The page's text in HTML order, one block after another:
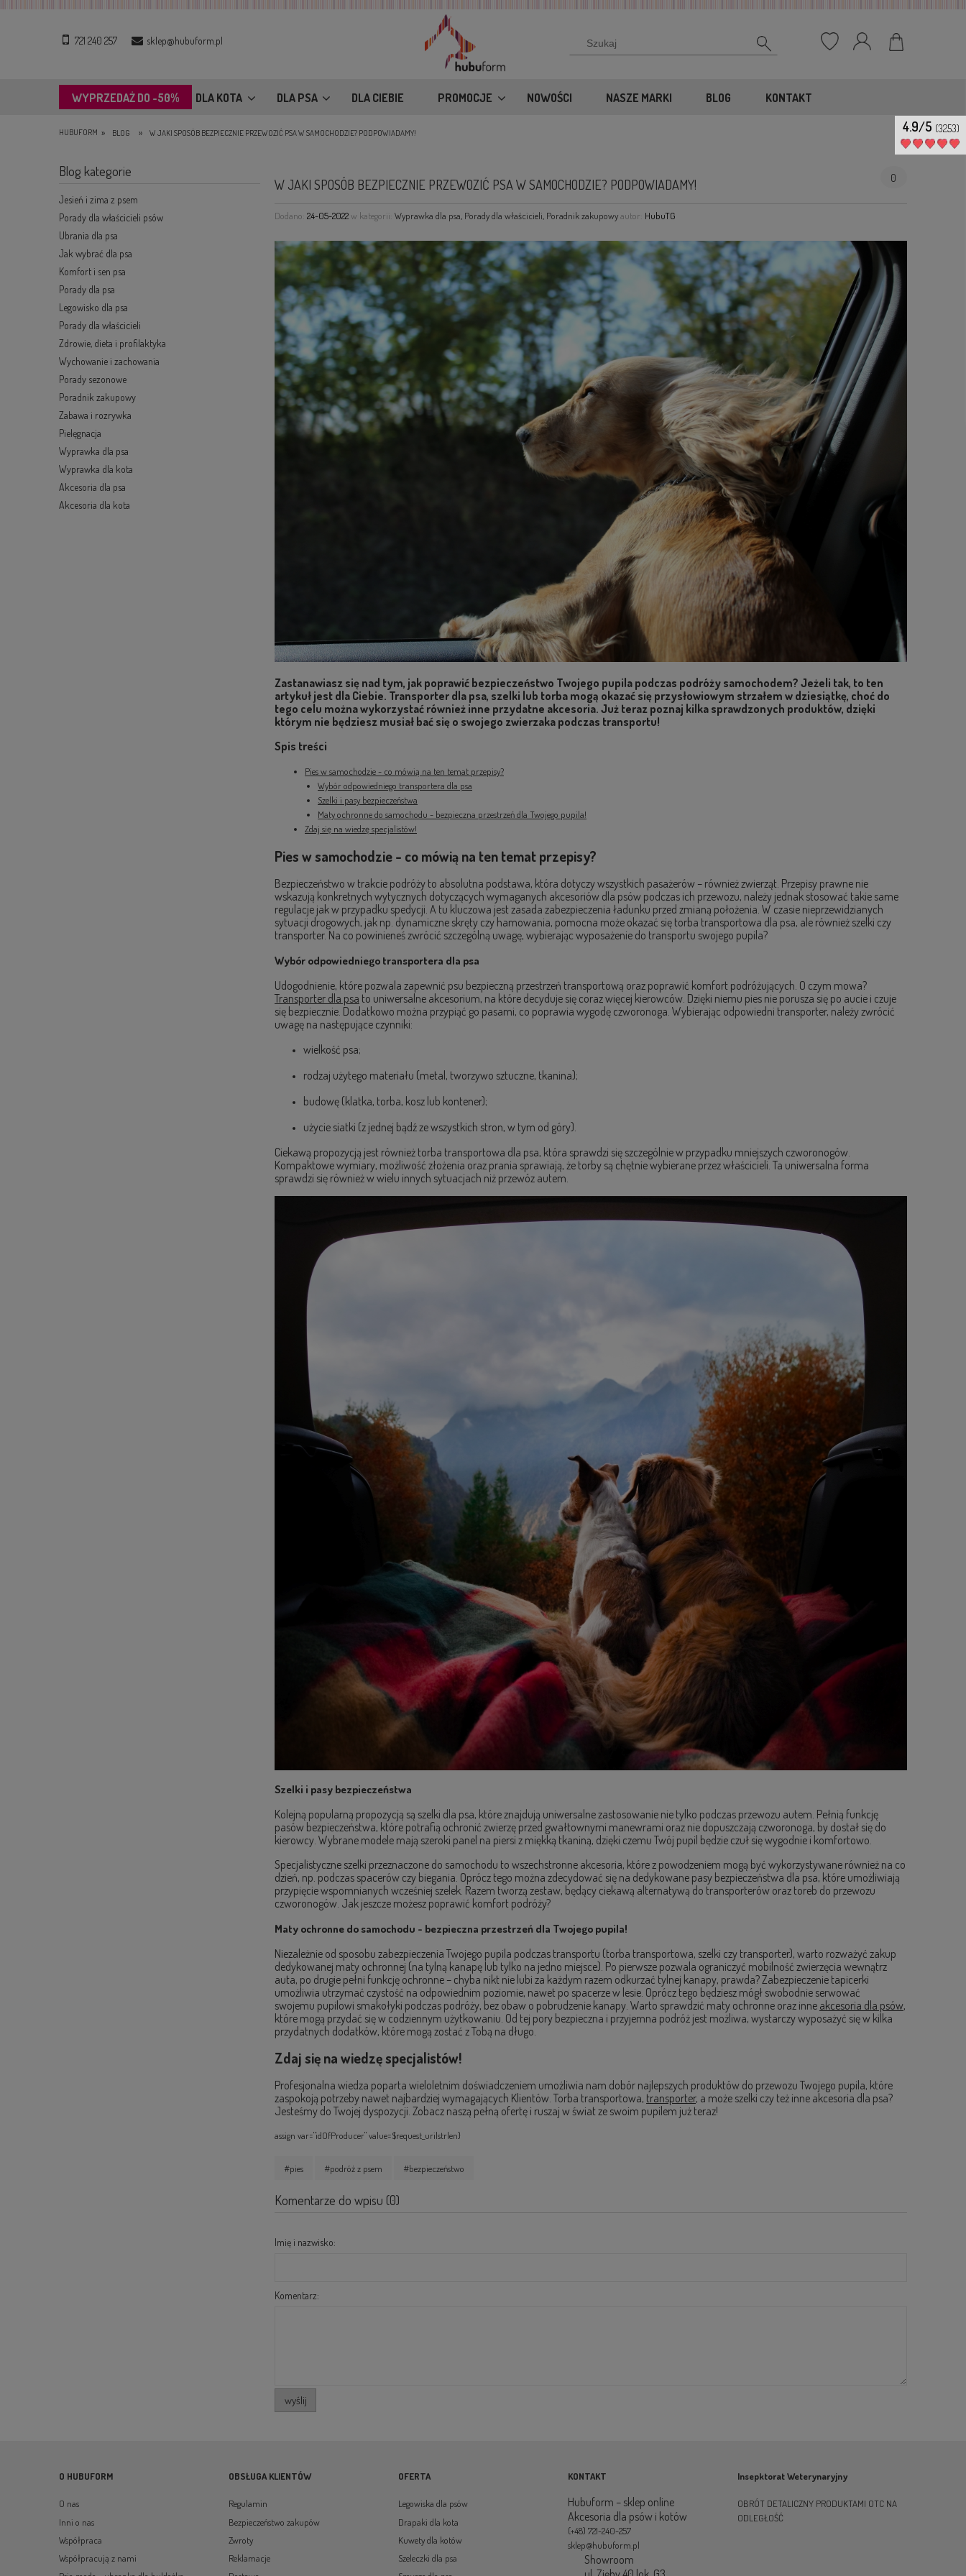
721 240 257 sklep@hubuform.pl
WYPRZEDAŻ DO -50% DLA KOTA DLA PSA DLA CIEBIE PROMOCJE NOWOŚCI NASZE MARKI BLOG KONTAKT
HUBUFORM » BLOG » W JAKI SPOSÓB BEZPIECZNIE PRZEWOZIĆ PSA W SAMOCHODZIE? PODPOWIADAMY!
Blog kategorie
Jesień i zima z psem
Porady dla właścicieli psów
Ubrania dla psa
Jak wybrać dla psa
Komfort i sen psa
Porady dla psa
Legowisko dla psa
Porady dla właścicieli
Zdrowie, dieta i profilaktyka
Wychowanie i zachowania
Porady sezonowe
Poradnik zakupowy
Zabawa i rozrywka
Pielęgnacja
Wyprawka dla psa
Wyprawka dla kota
Akcesoria dla psa
Akcesoria dla kota
W JAKI SPOSÓB BEZPIECZNIE PRZEWOZIĆ PSA W SAMOCHODZIE? PODPOWIADAMY! 0
Dodano: 24-05-2022w kategorii: Wyprawka dla psa Porady dla właścicieli Poradnik zakupowyautor: HubuTG
Zastanawiasz się nad tym, jak poprawić bezpieczeństwo Twojego pupila podczas podróży samochodem? Jeżeli tak, to ten
artykuł jest dla Ciebie. Transporter dla psa, szelki lub torba mogą okazać się przysłowiowym strzałem w dziesiątkę, choć do
tego celu można wykorzystać również inne przydatne akcesoria. Już teraz poznaj kilka sprawdzonych produktów, dzięki
którym nie będziesz musiał bać się o swojego zwierzaka podczas transportu!
Spis treści
Pies w samochodzie - co mówią na ten temat przepisy?
Wybór odpowiedniego transportera dla psa
Szelki i pasy bezpieczeństwa
Maty ochronne do samochodu - bezpieczna przestrzeń dla Twojego pupila!
Zdaj się na wiedzę specjalistów!
Pies w samochodzie - co mówią na ten temat przepisy?
Bezpieczeństwo w trakcie podróży to absolutna podstawa, która dotyczy wszystkich pasażerów – również zwierząt. Przepisy prawne nie
wskazują konkretnych wytycznych dotyczących wymaganych akcesoriów dla psów podczas ich przewozu, należy jednak stosować takie same
regulacje jak w przypadku spedycji. A tu kluczowa jest zasada zabezpieczenia ładunku przed zmianą położenia. W czasie nieprzewidzianych
sytuacji drogowych, jak np. dynamiczne skręty czy hamowania, pomocna może okazać się torba transportowa dla psa, ale również szelki czy
transporter. Na co powinieneś zwrócić szczególną uwagę, wybierając wyposażenie do transportu swojego pupila?
Wybór odpowiedniego transportera dla psa
Udogodnienie, które pozwala zapewnić psu bezpieczną przestrzeń transportową oraz poprawić komfort podróżujących. O czym mowa?
Transporter dla psa to uniwersalne akcesorium, na które decyduje się coraz więcej kierowców. Dzięki niemu pies nie porusza się po aucie i czuje
się bezpiecznie. Dodatkowo można przypiąć go pasami, co poprawia wygodę czworonoga. Wybierając odpowiedni transporter, należy zwrócić
uwagę na następujące czynniki:
wielkość psa;
rodzaj użytego materiału (metal, tworzywo sztuczne, tkanina);
budowę (klatka, torba, kosz lub kontener);
użycie siatki (z jednej bądź ze wszystkich stron, w tym od góry).
Ciekawą propozycją jest również torba transportowa dla psa, która sprawdzi się szczególnie w przypadku mniejszych czworonogów.
Kompaktowe wymiary, możliwość złożenia oraz prania sprawiają, że torby są chętnie wybierane przez właścicieli. Ta uniwersalna forma
sprawdzi się również w wielu innych sytuacjach niż przewóz autem.
Szelki i pasy bezpieczeństwa
Kolejną popularną propozycją są szelki dla psa, które znajdują uniwersalne zastosowanie nie tylko podczas przewozu autem. Pełnią funkcję
pasów bezpieczeństwa, które potrafią ochronić zwierzę przed gwałtownymi manewrami oraz nie dopuszczają czworonoga, by dostał się do
kierowcy. Wybrane modele mają szeroki panel na piersi z miękką tkaniną, dzięki czemu Twój pupil będzie czuł się wygodnie i komfortowo.
Specjalistyczne szelki przeznaczone do samochodu to wszechstronne akcesoria, które z powodzeniem mogą być wykorzystywane również na co
dzień, np. podczas spacerów czy biegania. Oprócz tego można zdecydować się na dedykowane pasy bezpieczeństwa dla psa, które umożliwiają
przypięcie wspomnianych wcześniej szelek. Razem tworzą zestaw, będący ciekawą alternatywą do transporterów oraz toreb do przewozu
czworonogów. Jak jeszcze możesz poprawić komfort podróży?
Maty ochronne do samochodu - bezpieczna przestrzeń dla Twojego pupila!
Niezależnie od sposobu zabezpieczenia Twojego pupila podczas transportu (torba transportowa, szelki czy transporter), warto rozważyć zakup
dedykowanej maty ochronnej (na tylną kanapę lub tylko na jedno miejsce). Po pierwsze pozwala ograniczyć mobilność zwierzęcia wewnątrz
auta, po drugie pełni funkcję ochronne – chyba nikt nie lubi za każdym razem odkurzać tylnej kanapy, prawda? Zabezpieczenie tapicerki
umożliwia utrzymać czystość na odpowiednim poziomie, nawet po spacerze w lesie. Oprócz tego będziesz mógł swobodnie serwować
swojemu pupilowi smakołyki podczas podróży, bez obaw o pobrudzenie kanapy. Warto sprawdzić maty ochronne oraz inne akcesoria dla psów,
które mogą przydać się w codziennym użytkowaniu. Od tej pory bezpieczna i przyjemna podróż jest możliwa, wystarczy wyposażyć się w kilka
przydatnych dodatków, które mogą zostać z Tobą na długo.
Zdaj się na wiedzę specjalistów!
Profesjonalna wiedza poparta wieloletnim doświadczeniem umożliwia nam dobór najlepszych produktów do przewozu Twojego pupila, które
zaspokoją potrzeby nawet najbardziej wymagających Klientów. Torba transportowa, transporter, a może szelki czy też inne akcesoria dla psa?
Jesteśmy do Twojej dyspozycji. Zobacz naszą pełną ofertę i ruszaj w świat ze swoim pupilem już teraz!
assign var="idOfProducer" value=$request_uri|strlen}
#pies #podróż z psem #bezpieczeństwo
Komentarze do wpisu (0)
Imię i nazwisko:
Komentarz:
wyślij
O HUBUFORM
O nas
Inni o nas
Współpraca
Współpracują z nami
OBSŁUGA KLIENTÓW
Regulamin
Bezpieczeństwo zakupów
Zwroty
Reklamacje
OFERTA
Legowiska dla psów
Drapaki dla kota
Kuwety dla kotów
Szeleczki dla psa
KONTAKT
Hubuform – sklep online
Akcesoria dla psów i kotów
(+48) 721-240-257
sklep@hubuform.pl
Showroom
Insepktorat Weterynaryjny
OBRÓT DETALICZNY PRODUKTAMI OTC NA
ODLEGŁOŚĆ
4.9/5 (3253)